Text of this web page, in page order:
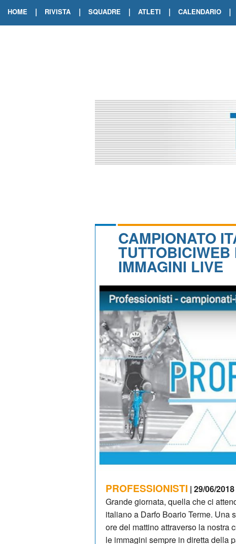
HOME | RIVISTA | SQUADRE | ATLETI | CALENDARIO |
CAMPIONATO
IMMAGINI LIVE
PROFESSIONISTI | 29/06/
Grande giornata, quella che ci
italiano a Darfo Boario Terme. Una
ore del mattino attraverso la nostra
le immagini sempre in diretta della